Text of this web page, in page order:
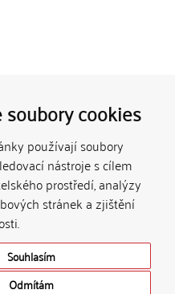
soubory cookies
používají soubory
nástroje s cílem
prostředí, analýzy
stránek a zjištění
Souhlasím
Odmítám